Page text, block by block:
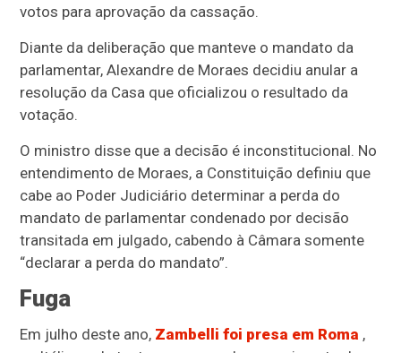
votos para aprovação da cassação.
Diante da deliberação que manteve o mandato da
parlamentar, Alexandre de Moraes decidiu anular a
resolução da Casa que oficializou o resultado da
votação.
O ministro disse que a decisão é inconstitucional. No
entendimento de Moraes, a Constituição definiu que
cabe ao Poder Judiciário determinar a perda do
mandato de parlamentar condenado por decisão
transitada em julgado, cabendo à Câmara somente
“declarar a perda do mandato”.
Fuga
Em julho deste ano, Zambelli foi presa em Roma ,